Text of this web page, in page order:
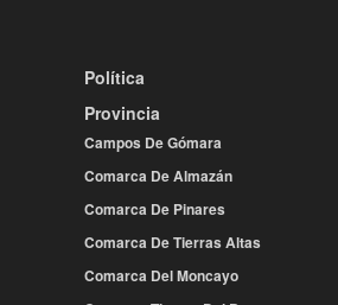
Política
Provincia
Campos De Gómara
Comarca De Almazán
Comarca De Pinares
Comarca De Tierras Altas
Comarca Del Moncayo